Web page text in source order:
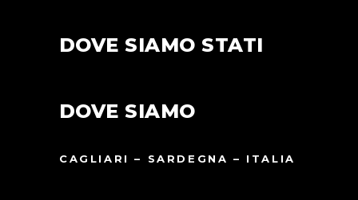
DOVE SIAMO STATI
DOVE SIAMO
CAGLIARI – SARDEGNA – ITALIA